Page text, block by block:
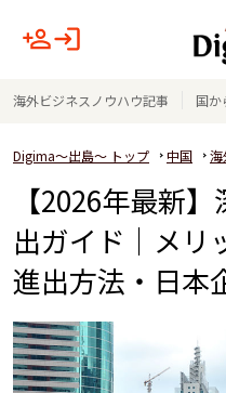
海外ビジネスノウハウ記事 国か
Digima～出島～ トップ 中国 海
【2026年最新
出ガイド｜メリ
進出方法・日本